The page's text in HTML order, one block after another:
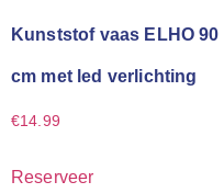
Kunststof vaas ELHO 90
cm met led verlichting
€14.99
Reserveer